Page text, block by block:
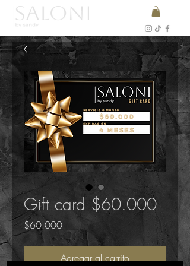
Gift card $60.000
$60.000Precio
Agregar al carrito